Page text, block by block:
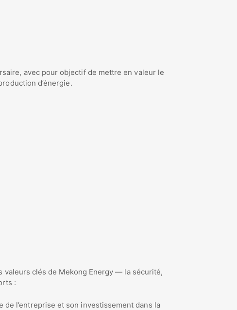
avec pour objectif de mettre en valeur le
d’énergie.
valeurs clés de Mekong Energy — la sécurité,
:
l’entreprise et son investissement dans la